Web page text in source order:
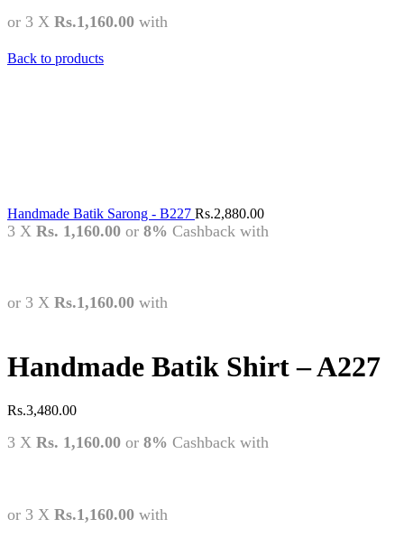
or 3 X Rs.1,160.00 with
Back to products
Handmade Batik Sarong - B227 Rs.2,880.00
3 X Rs. 1,160.00 or 8% Cashback with
or 3 X Rs.1,160.00 with
Handmade Batik Shirt – A227
Rs.3,480.00
3 X Rs. 1,160.00 or 8% Cashback with
or 3 X Rs.1,160.00 with